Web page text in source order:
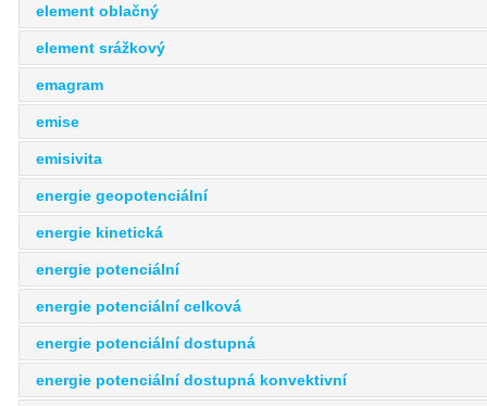
element oblačný
element srážkový
emagram
emise
emisivita
energie geopotenciální
energie kinetická
energie potenciální
energie potenciální celková
energie potenciální dostupná
energie potenciální dostupná konvektivní